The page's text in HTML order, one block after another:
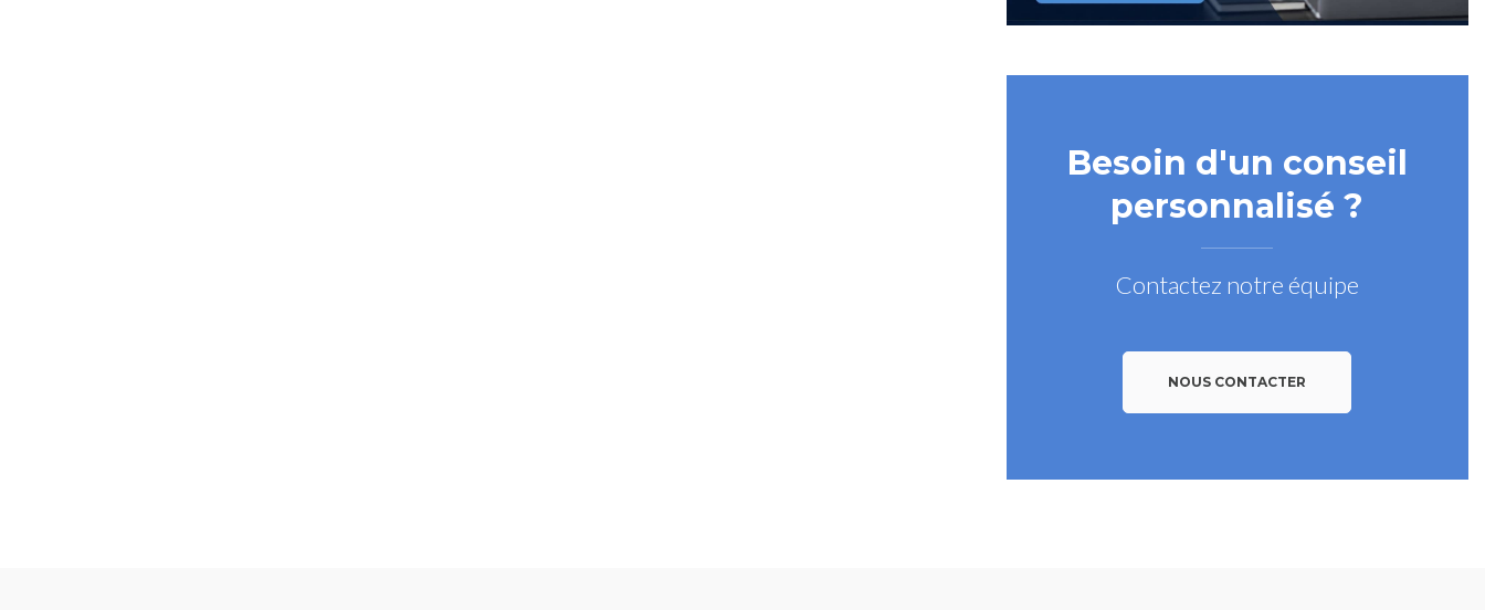
Besoin d'un conseil
personnalisé ?
Contactez notre équipe
NOUS CONTACTER